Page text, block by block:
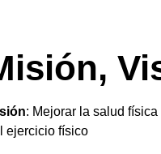
: Mejorar la salud
ejercicio físico